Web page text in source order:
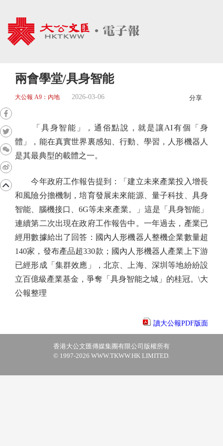
兩會學堂/具身智能
大公報 A9：內地 2026-03-06 分享
「具身智能」，通俗點說，就是讓AI有個「身
體」，能在真實世界裏感知、行動、學習，人形機器人
是其最典型的載體之一。
今年政府工作報告提到：「建立未來產業投入增長
和風險分擔機制，培育發展未來能源、量子科技、具身
智能、腦機接口、6G等未來產業。」這是「具身智能」
連續第二次出現在政府工作報告中。一年過去，產業已
經用數據給出了回答：國內人形機器人整機企業數量超
140家，發布產品超330款；國內人形機器人產業上下游
已經形成「集群效應」，北京、上海、深圳等地紛紛設
立百億級產業基金，爭奪「具身智能之城」的桂冠。\大
公報整理
讀大公報PDF版面
香港大公文匯傳媒集團有限公司版權所有
© 1997-2026 WWW.TKWW.HK LIMITED.